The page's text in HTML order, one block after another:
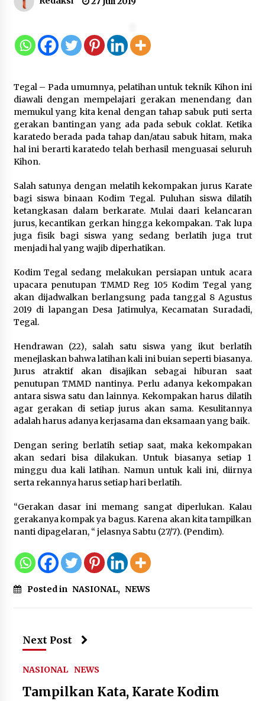
Fiktif, Eks VP Angkasa Pura Kargo
Ditahan
Dukung Ekosistem Kendaraan
Listrik, Wapres Dorong Link and
Match Pendidikan–Industri
5 Agustus 2026
Marak Kecelakaan Kapal, Puan
Soroti Minimnya Faktor Keamanan
Transportasi Laut
5 Agustus 2026
Di Forum Internasional Majelis
Persaudaraan Manusia, Megawati
Soekarnoputri Tegaskan
Kepemimpinan Perempuan Bukan
5 Agustus 2026
Jokowi Tetap Disambut Hangat di
NTT, Ahmad Ali: Karya dan
Pengabdiannya Masih Dirasakan
Masyarakat
5 Agustus 2026
Respons Cepat Aduan Warga, Wali
Kota Serang Bantu Bedah Rumah
Roboh Korban Bencana, Salurkan
Bantuan Rp30 Juta
5 Agustus 2026
Wali Kota Serang Budi Rustandi
Berikan Penghargaan kepada
Pemenang Sayembara Logo HUT ke-
19 Kota Serang
Tegal – Pada umumnya, pelatihan untuk teknik Kihon ini
diawali dengan mempelajari gerakan menendang dan
memukul yang kita kenal dengan tahap sabuk puti serta
gerakan bantingan yang ada pada sebuk coklat. Ketika
karatedo berada pada tahap dan/atau sabuk hitam, maka
hal ini berarti karatedo telah berhasil menguasai seluruh
Kihon.
Salah satunya dengan melatih kekompakan jurus Karate
bagi siswa binaan Kodim Tegal. Puluhan siswa dilatih
ketangkasan dalam berkarate. Mulai daari kelancaran
jurus, kecantikan gerkan hingga kekompakan. Tak lupa
juga fisik bagi siswa yang sedang berlatih juga trut
menjadi hal yang wajib diperhatikan.
Kodim Tegal sedang melakukan persiapan untuk acara
upacara penutupan TMMD Reg 105 Kodim Tegal yang
akan dijadwalkan berlangsung pada tanggal 8 Agustus
2019 di lapangan Desa Jatimulya, Kecamatan Suradadi,
Tegal.
Hendrawan (22), salah satu siswa yang ikut berlatih
menejlaskan bahwa latihan kali ini buian seperti biasanya.
Jurus atraktif akan disajikan sebagai hiburan saat
penutupan TMMD nantinya. Perlu adanya kekompakan
antara siswa satu dan lainnya. Kekompakan harus dilatih
agar gerakan di setiap jurus akan sama. Kesulitannya
adalah harus adanya kerjasama dan eksamaan yang baik.
Dengan sering berlatih setiap saat, maka kekompakan
akan sedari bisa dilakukan. Untuk biasanya setiap 1
minggu dua kali latihan. Namun untuk kali ini, diirnya
serta rekannya harus setiap hari berlatih.
“Gerakan dasar ini memang sangat diperlukan. Kalau
gerakanya kompak ya bagus. Karena akan kita tampilkan
nanti dipagelaran, “ jelasnya Sabtu (27/7). (Pendim).
Posted in NASIONAL, NEWS
Next Post
NASIONAL NEWS
Tampilkan Kata, Karate Kodim